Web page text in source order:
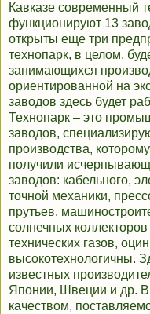
Кавказе современный
функционируют 13
открыты еще три
технопарк, в целом,
занимающихся
ориентированной на
заводов здесь будет
Технопарк – это
заводов,
производства,
получили
заводов: кабельного,
точной механики,
прутьев,
солнечных
технических газов,
высокотехнологичны.
известных
Японии, Швеции и др. В
качеством,